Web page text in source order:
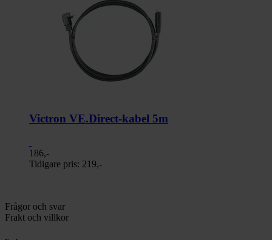
Victron VE.Direct-kabel 5m
186,-
Tidigare pris: 219,-
Frågor och svar
Frakt och villkor